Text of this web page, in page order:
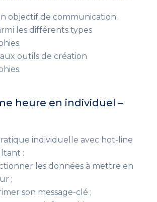
objectif de communication.
les différents types
outils de création
heure en individuel –
individuelle avec hot-line
:
les données à mettre en
;
son message-clé ;